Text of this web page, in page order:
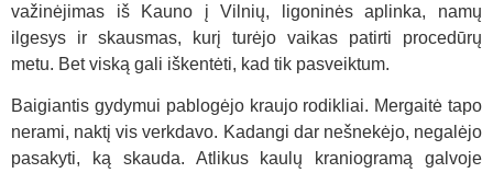
važinėjimas iš Kauno į Vilnių, ligoninės aplinka, namų
ilgesys ir skausmas, kurį turėjo vaikas patirti procedūrų
metu. Bet viską gali iškentėti, kad tik pasveiktum.
Baigiantis gydymui pablogėjo kraujo rodikliai. Mergaitė tapo
nerami, naktį vis verkdavo. Kadangi dar nešnekėjo, negalėjo
pasakyti, ką skauda. Atlikus kaulų kraniogramą galvoje